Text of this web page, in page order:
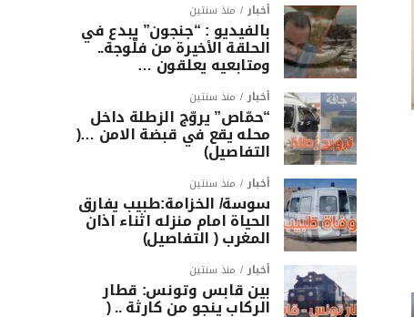
أخبار منذ سنتين
بالفيديو : “جنجون” يبدع في
الحلقة الأخيرة من فلّوجة..
ومتابعيه يعلقون …
أخبار منذ سنتين
“حمّاص” يروّج الزطلة داخل
محله يقع في قبضة الامن …(
التفاصيل)
أخبار منذ سنتين
سوسة/ الخزامة:طبيب يفارق
الحياة امام منزله اثناء اذان
المغرب ( التفاصيل)
أخبار منذ سنتين
بين قابس وتونس: قطار
الركاب ينجو من كارثة .. (